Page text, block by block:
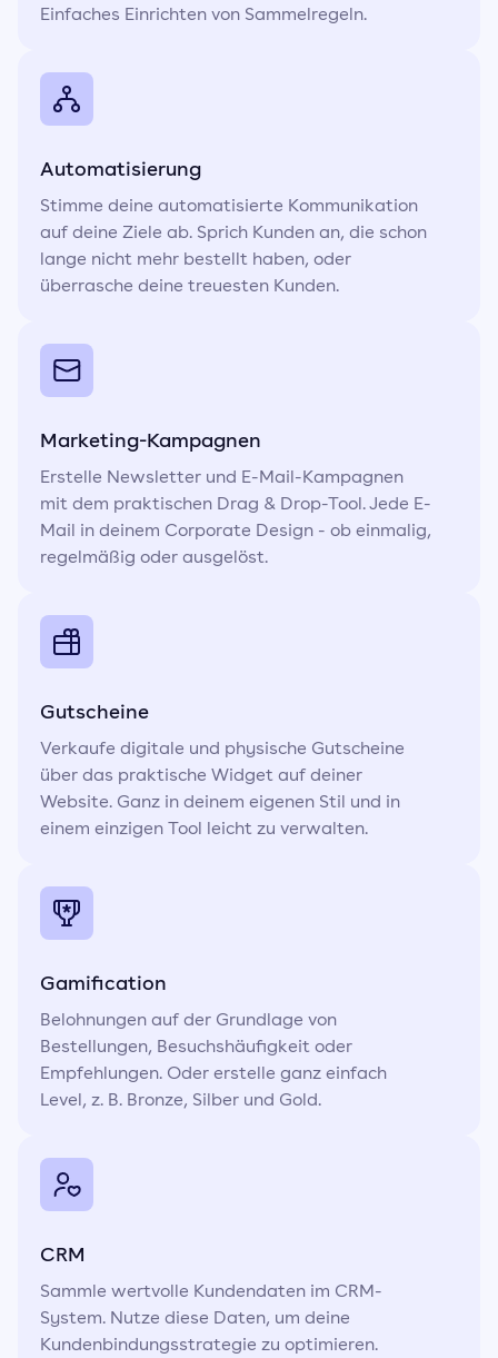
Einfaches Einrichten von Sammelregeln.
Automatisierung
Stimme deine automatisierte Kommunikation
auf deine Ziele ab. Sprich Kunden an, die schon
lange nicht mehr bestellt haben, oder
überrasche deine treuesten Kunden.
Marketing-Kampagnen
Erstelle Newsletter und E-Mail-Kampagnen
mit dem praktischen Drag & Drop-Tool. Jede E-
Mail in deinem Corporate Design - ob einmalig,
regelmäßig oder ausgelöst.
Gutscheine
Verkaufe digitale und physische Gutscheine
über das praktische Widget auf deiner
Website. Ganz in deinem eigenen Stil und in
einem einzigen Tool leicht zu verwalten.
Gamification
Belohnungen auf der Grundlage von
Bestellungen, Besuchshäufigkeit oder
Empfehlungen. Oder erstelle ganz einfach
Level, z. B. Bronze, Silber und Gold.
CRM
Sammle wertvolle Kundendaten im CRM-
System. Nutze diese Daten, um deine
Kundenbindungsstrategie zu optimieren.